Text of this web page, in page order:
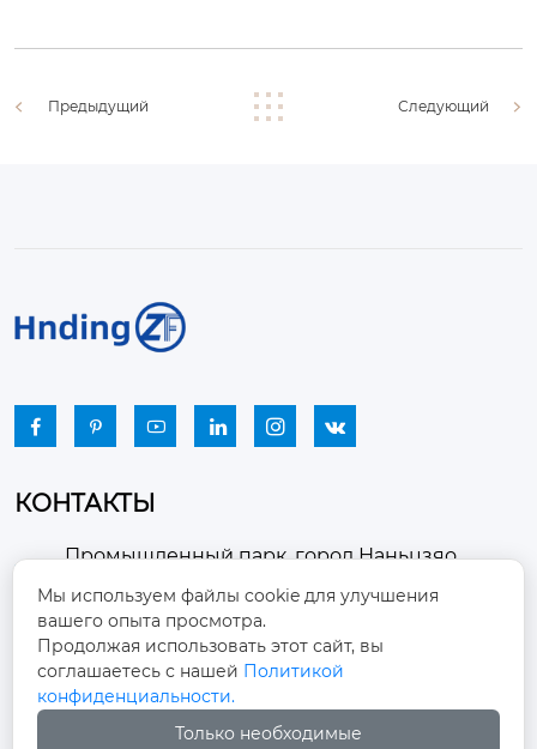
Предыдущий Следующий
     
КОНТАКТЫ

Промышленный парк, город Наньцзяо,
район Чжоуцунь, город Цзыбо, провинция
Шаньдун
 winston-xu@hengdingfan.com
+86-13806434669
Мы используем файлы cookie для улучшения
вашего опыта просмотра.
Продолжая использовать этот сайт, вы
соглашаетесь с нашей Политикой
конфиденциальности.
Только необходимые